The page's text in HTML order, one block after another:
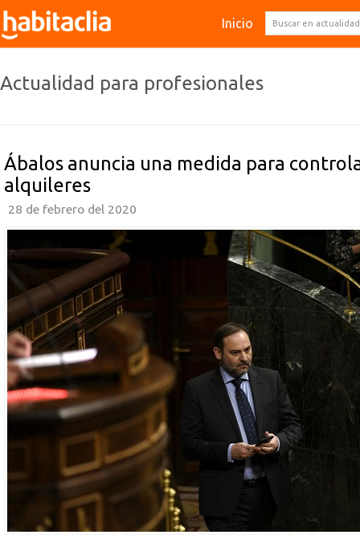
Inicio
Actualidad para profesionales
Ábalos anuncia una medida para
alquileres
28 de febrero del 2020